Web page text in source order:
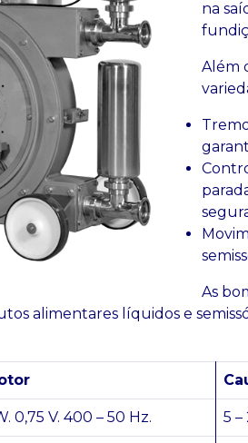
na
Além
As
alimentares líquidos e
0,75 V. 400 – 50 Hz. 5